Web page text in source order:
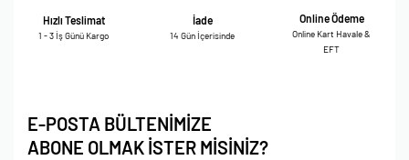
Hızlı Teslimat
1 - 3 İş Günü Kargo
İade
14 Gün İçerisinde
Online Ödeme
Online Kart Havale &
EFT
E-POSTA BÜLTENİMİZE
ABONE OLMAK İSTER MİSİNİZ?